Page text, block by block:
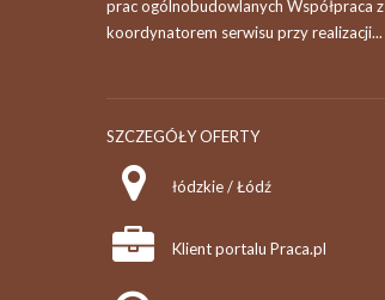
prac ogólnobudowlanych Współpraca z
koordynatorem serwisu przy realizacji...
SZCZEGÓŁY OFERTY
łódzkie / Łódź
Klient portalu Praca.pl